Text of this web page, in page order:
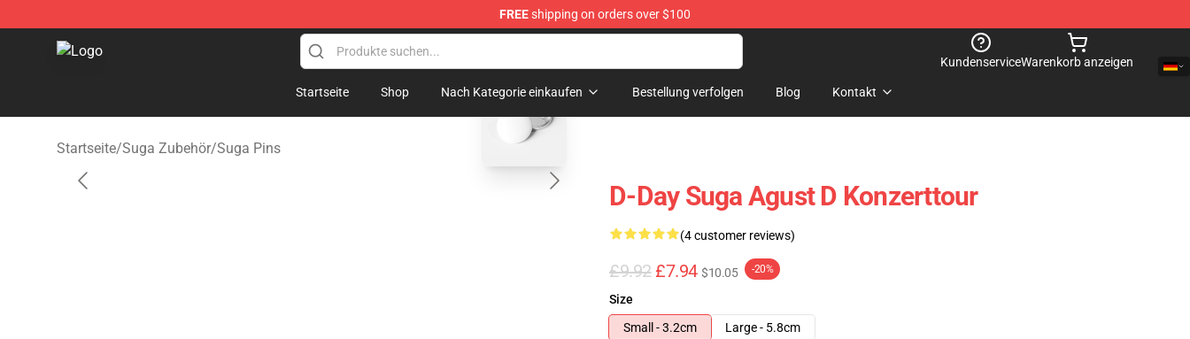
FREEshipping on orders over $100
Suga Shop - Official Suga Merchandise Store
KundenserviceWarenkorb anzeigen
Startseite Shop Nach Kategorie einkaufen Bestellung verfolgen Blog Kontakt
Startseite/Suga Zubehör/Suga Pins
blank template
D-Day Suga Agust D Konzerttour
(4 customer reviews)
£9.92 £7.94 $10.05 -20%
Size
Small - 3.2cm
Large - 5.8cm